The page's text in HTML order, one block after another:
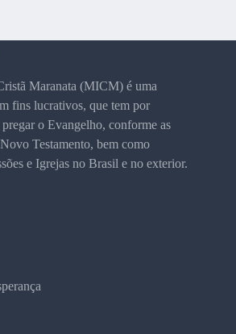
Maranata (MICM) é uma
fins lucrativos, que tem por
o Evangelho, conforme as
Testamento, bem como
e Igrejas no Brasil e no exterior.